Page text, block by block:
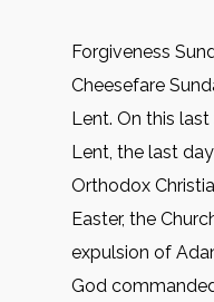
Forgiveness
Cheesefare
Lent. On this
Lent, the last
Orthodox
Easter, the
expulsion of
God